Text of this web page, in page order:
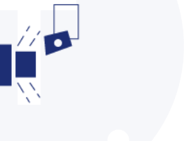
DÉCOUVRIR